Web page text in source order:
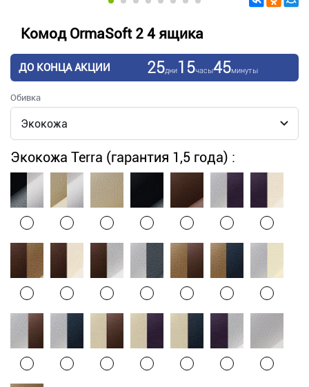
Комод OrmaSoft 2 4 ящика
ДО КОНЦА АКЦИИ 25дни15часы45минуты
Обивка
Экокожа Terra (гарантия 1,5 года) :